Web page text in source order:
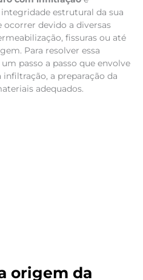
estrutural da sua
ocorrer devido a diversas
fissuras ou até
Para resolver essa
passo a passo que envolve
a preparação da
adequados.
origem da